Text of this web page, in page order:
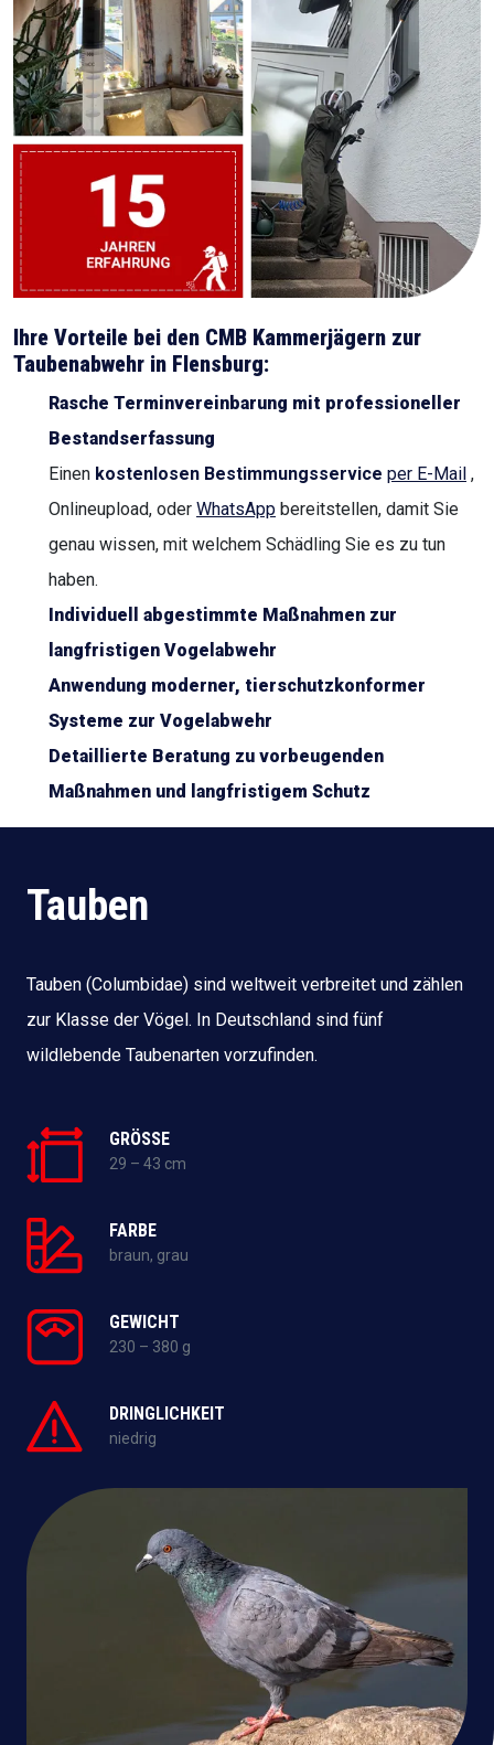
Ihre Vorteile bei den CMB Kammerjägern zur
Taubenabwehr in Flensburg:
Rasche Terminvereinbarung mit professioneller
Bestandserfassung
Einen kostenlosen Bestimmungsservice per E-Mail ,
Onlineupload, oder WhatsApp bereitstellen, damit Sie
genau wissen, mit welchem Schädling Sie es zu tun
haben.
Individuell abgestimmte Maßnahmen zur
langfristigen Vogelabwehr
Anwendung moderner, tierschutzkonformer
Systeme zur Vogelabwehr
Detaillierte Beratung zu vorbeugenden
Maßnahmen und langfristigem Schutz
Tauben
Tauben (Columbidae) sind weltweit verbreitet und zählen
zur Klasse der Vögel. In Deutschland sind fünf
wildlebende Taubenarten vorzufinden.
GRÖSSE
29 – 43 cm
FARBE
braun, grau
GEWICHT
230 – 380 g
DRINGLICHKEIT
niedrig